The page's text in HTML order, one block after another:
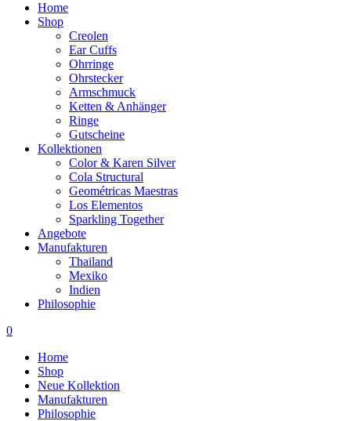
Home
Shop
Creolen
Ear Cuffs
Ohrringe
Ohrstecker
Armschmuck
Ketten & Anhänger
Ringe
Gutscheine
Kollektionen
Color & Karen Silver
Cola Structural
Geométricas Maestras
Los Elementos
Sparkling Together
Angebote
Manufakturen
Thailand
Mexiko
Indien
Philosophie
0
Home
Shop
Neue Kollektion
Manufakturen
Philosophie